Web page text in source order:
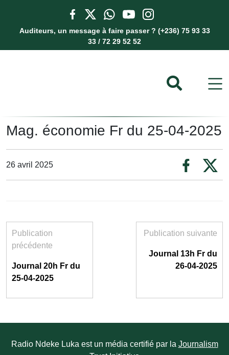
Auditeurs, un message à faire passer ? (+236) 75 93 33
33 / 72 29 52 52
Mag. économie Fr du 25-04-2025
26 avril 2025
Publication
précédente
Journal 20h Fr du
25-04-2025
Publication suivante
Journal 13h Fr du
26-04-2025
Radio Ndeke Luka est un média certifié par la Journalism